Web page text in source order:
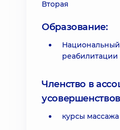
Вторая
Образование:
Национальный
реабилитации
Членство в
курсы